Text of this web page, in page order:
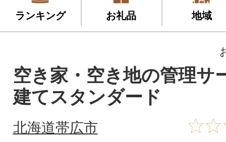
ランキング お礼品 地域
空き家・空き地の管理
建てスタンダード
北海道帯広市